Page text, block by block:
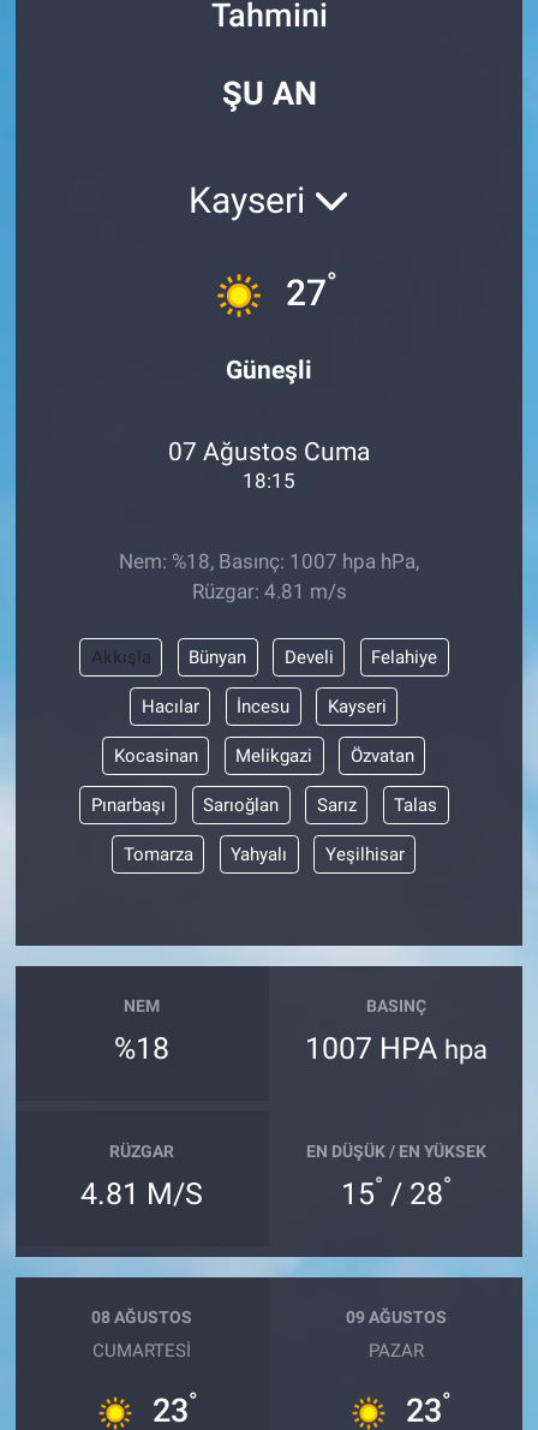
Tahmini
ŞU AN
Kayseri
27°
Güneşli
07 Ağustos Cuma
18:15
Nem: %18, Basınç: 1007 hpa hPa,
Rüzgar: 4.81 m/s
Akkışla Bünyan Develi Felahiye
Hacılar İncesu Kayseri
Kocasinan Melikgazi Özvatan
Pınarbaşı Sarıoğlan Sarız Talas
Tomarza Yahyalı Yeşilhisar
NEM
%18
BASINÇ
1007 HPA hpa
RÜZGAR
4.81 M/S
EN DÜŞÜK / EN YÜKSEK
15° / 28°
08 AĞUSTOS
CUMARTESI
23°
09 AĞUSTOS
PAZAR
23°